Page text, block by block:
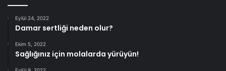
Eylül 24, 2022
Damar sertliği neden olur?
Ekim 5, 2022
Sağlığınız için molalarda yürüyün!